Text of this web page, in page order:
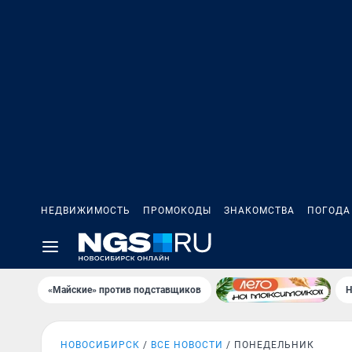
НЕДВИЖИМОСТЬ ПРОМОКОДЫ ЗНАКОМСТВА ПОГОДА
«Майские» против подставщиков
НОВОСИБИРСК ВСЕ НОВОСТИ ПОНЕДЕЛЬНИК